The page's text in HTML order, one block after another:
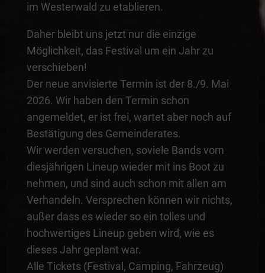
im Westerwald zu etablieren.
Daher bleibt uns jetzt nur die einzige
Möglichkeit, das Festival um ein Jahr zu
verschieben!
Der neue anvisierte Termin ist der 8./9. Mai
2026. Wir haben den Termin schon
angemeldet, er ist frei, wartet aber noch auf
Bestätigung des Gemeinderates.
Wir werden versuchen, soviele Bands vom
diesjährigen Lineup wieder mit ins Boot zu
nehmen, und sind auch schon mit allen am
Verhandeln. Versprechen können wir nichts,
außer dass es wieder so ein tolles und
hochwertiges Lineup geben wird, wie es
dieses Jahr geplant war.
Alle Tickets (Festival, Camping, Fahrzeug)